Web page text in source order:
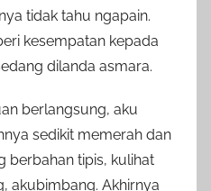
tidak tahu ngapain.
kesempatan kepada
dilanda asmara.
berlangsung, aku
sedikit memerah dan
berbahan tipis, kulihat
akubimbang. Akhirnya